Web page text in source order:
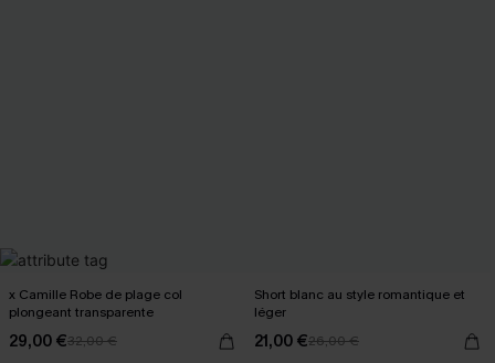
x Camille Robe de plage col
plongeant transparente
29,00 €32,00 €
Short blanc au style romantique et
léger
21,00 €26,00 €